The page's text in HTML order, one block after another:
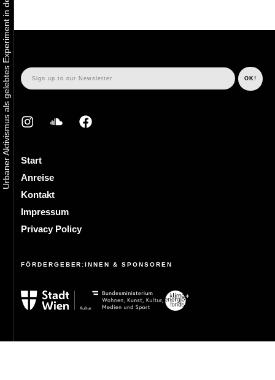
Start
Anreise
Kontakt
Impressum
Privacy Policy
FÖRDERGEBER:INNEN & SPONSOREN